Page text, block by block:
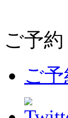
ご予
ご